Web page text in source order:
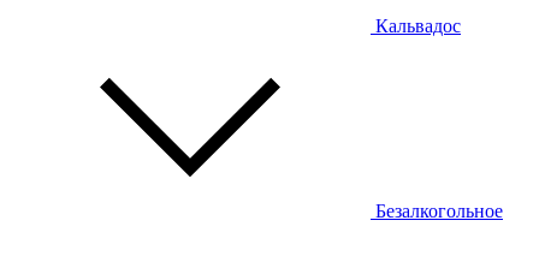
Кальвадос
Безалкогольное